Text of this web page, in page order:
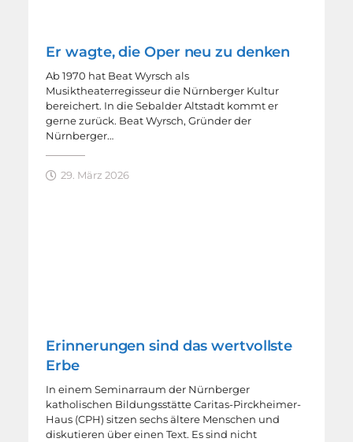
Er wagte, die Oper neu zu denken
Ab 1970 hat Beat Wyrsch als
Musiktheaterregisseur die Nürnberger Kultur
bereichert. In die Sebalder Altstadt kommt er
gerne zurück. Beat Wyrsch, Gründer der
Nürnberger…
29. März 2026
Erinnerungen sind das wertvollste
Erbe
In einem Seminarraum der Nürnberger
katholischen Bildungsstätte Caritas-Pirckheimer-
Haus (CPH) sitzen sechs ältere Menschen und
diskutieren über einen Text. Es sind nicht